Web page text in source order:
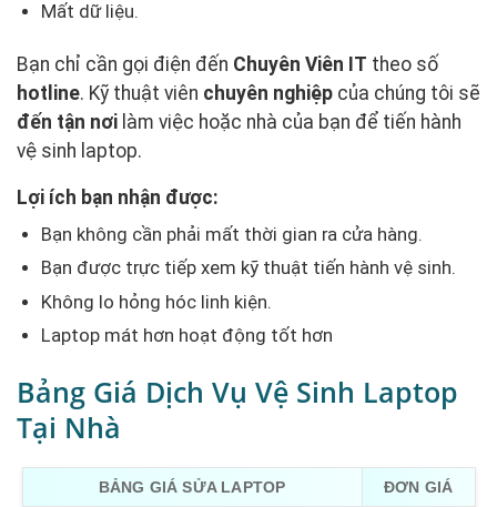
Mất dữ liệu.
Bạn chỉ cần gọi điện đến Chuyên Viên IT theo số
hotline. Kỹ thuật viên chuyên nghiệp của chúng tôi sẽ
đến tận nơi làm việc hoặc nhà của bạn để tiến hành
vệ sinh laptop.
Lợi ích bạn nhận được:
Bạn không cần phải mất thời gian ra cửa hàng.
Bạn được trực tiếp xem kỹ thuật tiến hành vệ sinh.
Không lo hỏng hóc linh kiện.
Laptop mát hơn hoạt động tốt hơn
Bảng Giá Dịch Vụ Vệ Sinh Laptop
Tại Nhà
BẢNG GIÁ SỬA LAPTOP ĐƠN GIÁ